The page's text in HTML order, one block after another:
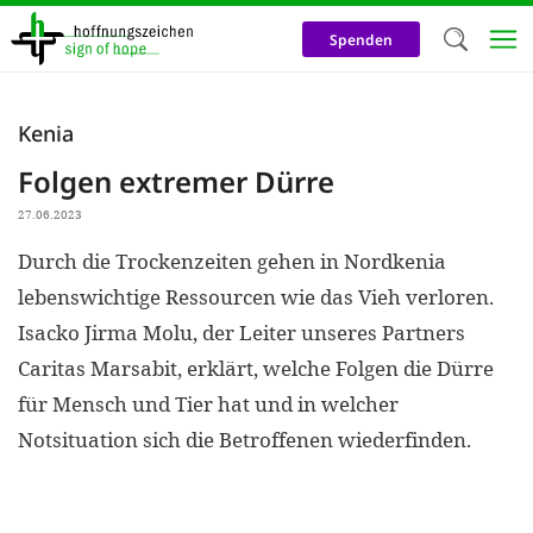
Direkt
zum
Inhalt
Spenden
Kenia
Folgen extremer Dürre
27.06.2023
Durch die Trockenzeiten gehen in Nordkenia
lebenswichtige Ressourcen wie das Vieh verloren.
Isacko Jirma Molu, der Leiter unseres Partners
Caritas Marsabit, erklärt, welche Folgen die Dürre
für Mensch und Tier hat und in welcher
Notsituation sich die Betroffenen wiederfinden.
Cookies zu
helfen